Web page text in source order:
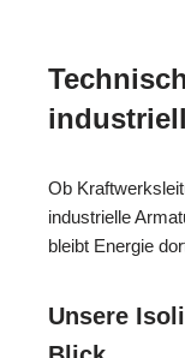
Ob
industrielle
bleibt Energie
Unsere